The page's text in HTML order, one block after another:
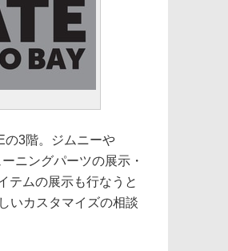
3階。ジムニーや
ニングパーツの展示・
テムの展示も行なうと
いカスタマイズの相談